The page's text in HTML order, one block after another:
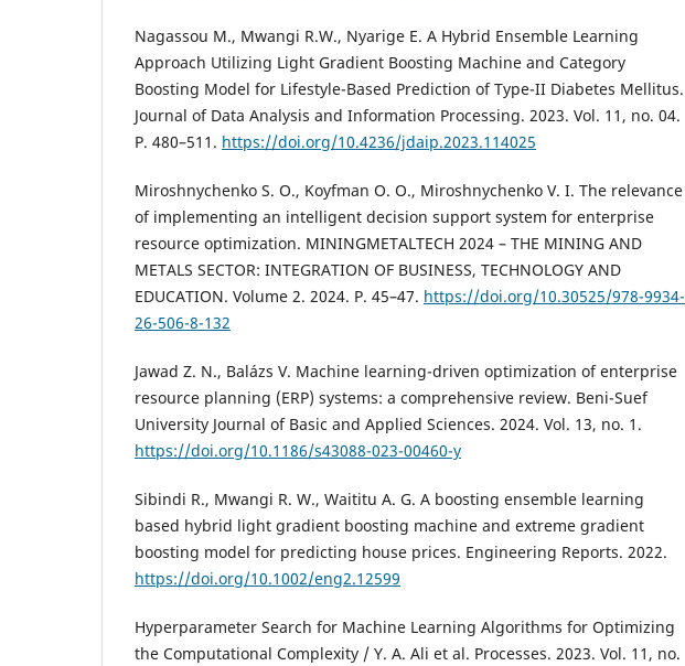
Nagassou M., Mwangi R.W., Nyarige E. A Hybrid Ensemble Learning
Approach Utilizing Light Gradient Boosting Machine and Category
Boosting Model for Lifestyle-Based Prediction of Type-II Diabetes Mellitus.
Journal of Data Analysis and Information Processing. 2023. Vol. 11, no. 04.
P. 480–511. https://doi.org/10.4236/jdaip.2023.114025
Miroshnychenko S. O., Koyfman O. O., Miroshnychenko V. I. The relevance
of implementing an intelligent decision support system for enterprise
resource optimization. MININGMETALTECH 2024 – THE MINING AND
METALS SECTOR: INTEGRATION OF BUSINESS, TECHNOLOGY AND
EDUCATION. Volume 2. 2024. P. 45–47. https://doi.org/10.30525/978-9934-
26-506-8-132
Jawad Z. N., Balázs V. Machine learning-driven optimization of enterprise
resource planning (ERP) systems: a comprehensive review. Beni-Suef
University Journal of Basic and Applied Sciences. 2024. Vol. 13, no. 1.
https://doi.org/10.1186/s43088-023-00460-y
Sibindi R., Mwangi R. W., Waititu A. G. A boosting ensemble learning
based hybrid light gradient boosting machine and extreme gradient
boosting model for predicting house prices. Engineering Reports. 2022.
https://doi.org/10.1002/eng2.12599
Hyperparameter Search for Machine Learning Algorithms for Optimizing
the Computational Complexity / Y. A. Ali et al. Processes. 2023. Vol. 11, no.